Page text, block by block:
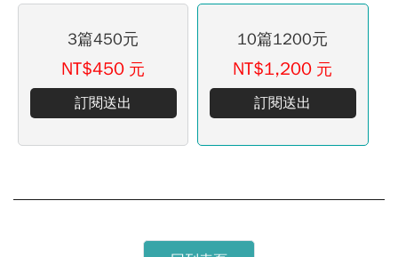
3篇450元
NT$450 元
訂閱送出
10篇1200元
NT$1,200 元
訂閱送出